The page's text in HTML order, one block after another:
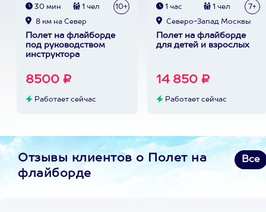
30 мин 1 чел 10+
8 км на Север
Полет на флайборде
под руководством
инструктора
8500 ₽
Работает сейчас
1 час 1 чел 7+
Северо-Запад Москвы
Полет на флайборде
для детей и взрослых
14 850 ₽
Работает сейчас
Отзывы клиентов о Полет на
флайборде
Все